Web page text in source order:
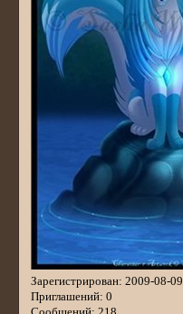
Зарегистрирован: 2009-08-09
Приглашений: 0